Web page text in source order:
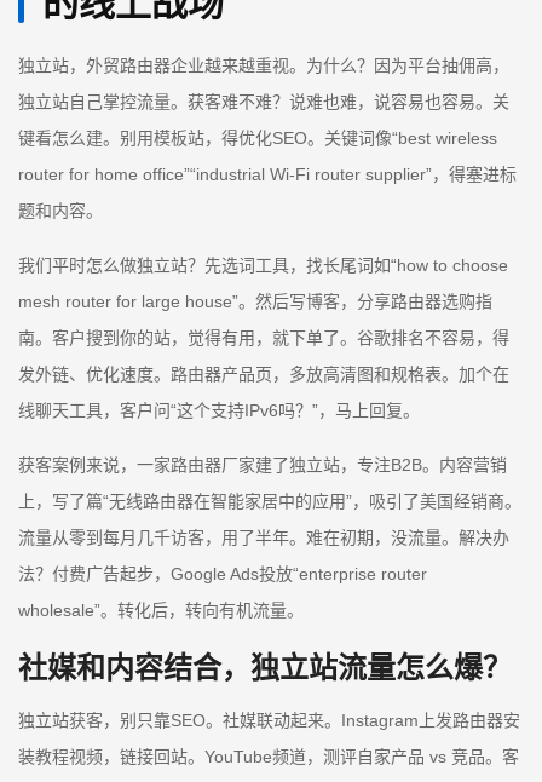
独立站，外贸路由器企业越来越重视。为什么？因为平台抽佣高，
独立站自己掌控流量。获客难不难？说难也难，说容易也容易。关
键看怎么建。别用模板站，得优化SEO。关键词像“best wireless
router for home office”“industrial Wi-Fi router supplier”，得塞进标
题和内容。
我们平时怎么做独立站？先选词工具，找长尾词如“how to choose
mesh router for large house”。然后写博客，分享路由器选购指
南。客户搜到你的站，觉得有用，就下单了。谷歌排名不容易，得
发外链、优化速度。路由器产品页，多放高清图和规格表。加个在
线聊天工具，客户问“这个支持IPv6吗？”，马上回复。
获客案例来说，一家路由器厂家建了独立站，专注B2B。内容营销
上，写了篇“无线路由器在智能家居中的应用”，吸引了美国经销商。
流量从零到每月几千访客，用了半年。难在初期，没流量。解决办
法？付费广告起步，Google Ads投放“enterprise router
wholesale”。转化后，转向有机流量。
社媒和内容结合，独立站流量怎么爆？
独立站获客，别只靠SEO。社媒联动起来。Instagram上发路由器安
装教程视频，链接回站。YouTube频道，测评自家产品 vs 竞品。客